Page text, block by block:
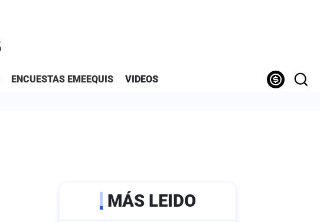
ENCUESTAS EMEEQUIS VIDEOS
MÁS LEIDO